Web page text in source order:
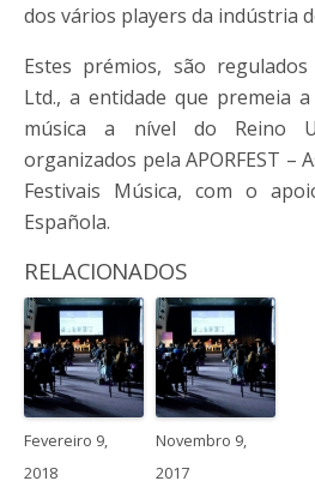
dos vários players da indústria
Estes prémios, são
Ltd., a entidade que premeia
música a nível do Reino
organizados pela APORFEST –
Festivais Música, com o
Española.
RELACIONADOS
Fevereiro 9,
2018
Novembro 9,
2017